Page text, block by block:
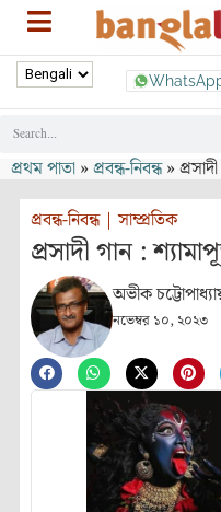
প্রথম পাতা »প্রবন্ধ-নিবন্ধ»
প্রবন্ধ-নিবন্ধ|সাম্প্রতিক
প্রসাদী গান :
অভীক
নভেম্বর ১০, ২০২৩